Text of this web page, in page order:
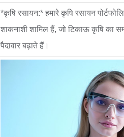
*कृषि रसायन:* हमारे कृषि रसायन
शाकनाशी शामिल हैं, जो टिकाऊ कृषि का
पैदावार बढ़ाते हैं।